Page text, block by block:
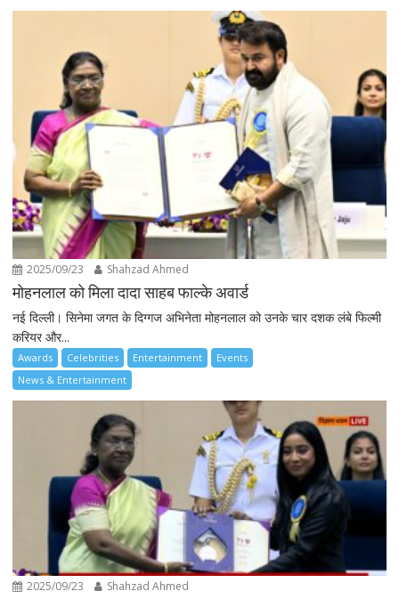
2025/09/23 Shahzad Ahmed
मोहनलाल को मिला दादा साहब फाल्के अवार्ड
नई दिल्ली। सिनेमा जगत के दिग्गज अभिनेता मोहनलाल को उनके चार दशक लंबे फिल्मी
करियर और...
Awards Celebrities Entertainment
Events
News & Entertainment
2025/09/23 Shahzad Ahmed